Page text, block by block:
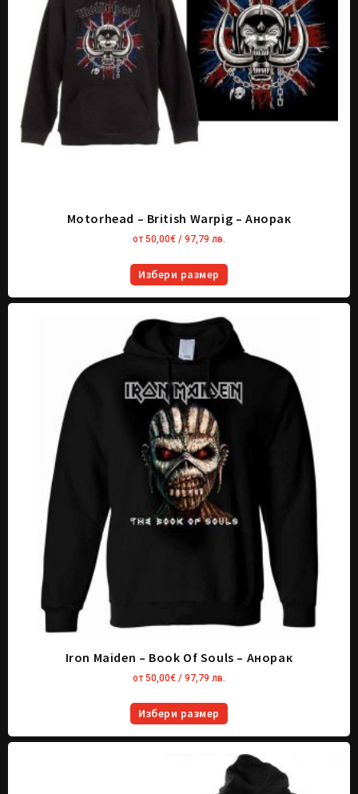
Motorhead – British Warpig – Анорак
от50,00€ / 97,79 лв.
Избери размер
Iron Maiden – Book Of Souls – Анорак
от50,00€ / 97,79 лв.
Избери размер